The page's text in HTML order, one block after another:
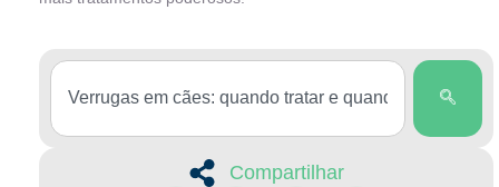
Compartilhar